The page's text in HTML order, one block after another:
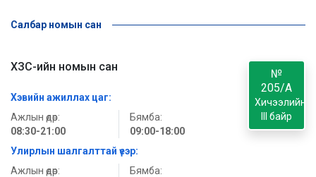
Салбар номын сан
ХЗС-ийн номын сан
Хэвийн ажиллах цаг:
Ажлын өдөр:
08:30-21:00
Бямба:
09:00-18:00
Улирлын шалгалттай үеэр:
Ажлын өдөр:
Бямба:
№
205/A
Хичээлийн
III байр